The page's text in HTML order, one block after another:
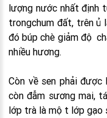
lượng nước nhất định
trongchum đất, trên ủ
đó búp chè giảm độ
nhiều hương.
Còn về sen phải
còn đẫm sương mai,
lớp trà là một lớp gạo